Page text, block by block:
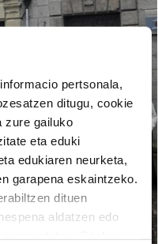
pertsonala,
ditugu, cookie
zure gailuko
eta eduki
edukiaren neurketa,
garapena eskaintzeko.
dituen
aldatzen edo